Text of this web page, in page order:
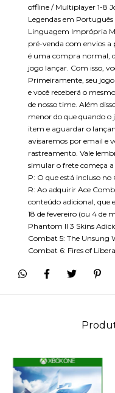
offline / Multiplayer 1-8
Legendas em Português
Linguagem Imprópria
pré-venda com envios a
é uma compra normal,
jogo lançar. Com isso,
Primeiramente, seu
e você receberá o
de nosso time. Além
menor do que quando o
item e aguardar o
avisaremos por email e
rastreamento. Vale
simular o frete começa
P: O que está incluso
R: Ao adquirir Ace
conteúdo adicional, que
18 de fevereiro (ou 4 de
Phantom II 3 Skins
Combat 5: The Unsung
Combat 6: Fires of